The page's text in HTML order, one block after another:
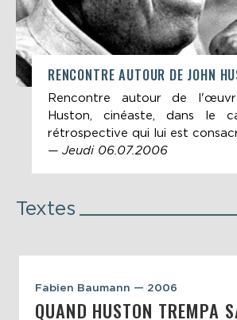
RENCONTRE AUTOUR DE JOHN
Rencontre autour de
Huston, cinéaste, dans le
rétrospective qui lui est
— Jeudi 06.07.2006
Textes
Fabien Baumann — 2006
QUAND HUSTON TREMPA